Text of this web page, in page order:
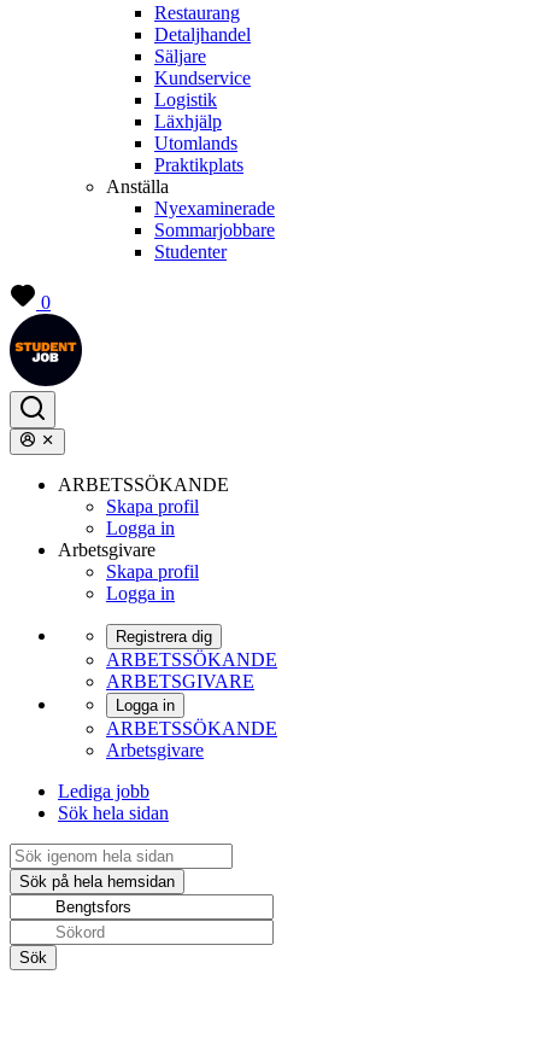
Restaurang
Detaljhandel
Säljare
Kundservice
Logistik
Läxhjälp
Utomlands
Praktikplats
Anställa
Nyexaminerade
Sommarjobbare
Studenter
0
ARBETSSÖKANDE
Skapa profil
Logga in
Arbetsgivare
Skapa profil
Logga in
Registrera dig
ARBETSSÖKANDE
ARBETSGIVARE
Logga in
ARBETSSÖKANDE
Arbetsgivare
Lediga jobb
Sök hela sidan